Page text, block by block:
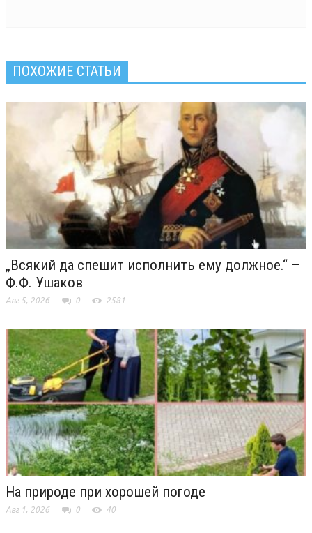
ПОХОЖИЕ СТАТЬИ
„Всякий да спешит исполнить ему должное.“ –
Ф.Ф. Ушаков
Авг 5, 2026 0 2581
На природе при хорошей погоде
Авг 1, 2026 0 40